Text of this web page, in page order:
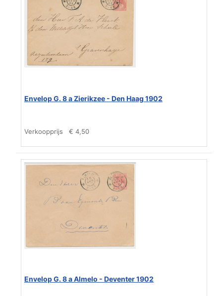
Envelop G. 8 a Zierikzee - Den Haag 1902
Verkoopprijs € 4,50
Envelop G. 8 a Almelo - Deventer 1902